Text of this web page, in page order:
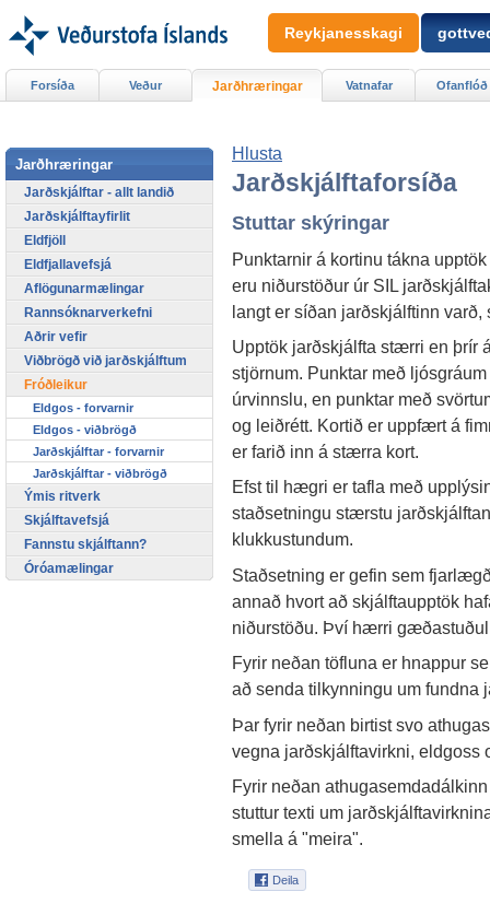
Hlusta
Jarðskjálftaforsíða
Stuttar skýringar
Punktarnir á kortinu tákna
eru niðurstöður úr SIL
langt er síðan jarðskjálftinn
Upptök jarðskjálfta stærri en þrír
stjörnum. Punktar með
úrvinnslu, en punktar með
og leiðrétt. Kortið er uppfært á
er farið inn á stærra kort.
Efst til hægri er tafla með
staðsetningu stærstu
klukkustundum.
Staðsetning er gefin sem
annað hvort að skjálftaupptök
niðurstöðu. Því hærri
Fyrir neðan töfluna er hnappur
að senda tilkynningu um fundna
Þar fyrir neðan birtist svo
vegna jarðskjálftavirkni, eldgoss
Fyrir neðan
stuttur texti um
smella á "meira".
Forsíða Veður Jarðhræringar Vatnafar Ofanflóð
Jarðhræringar
Jarðskjálftar - allt landið
Jarðskjálftayfirlit
Eldfjöll
Eldfjallavefsjá
Aflögunarmælingar
Rannsóknarverkefni
Aðrir vefir
Viðbrögð við jarðskjálftum
Fróðleikur
Eldgos - forvarnir
Eldgos - viðbrögð
Jarðskjálftar - forvarnir
Jarðskjálftar - viðbrögð
Ýmis ritverk
Skjálftavefsjá
Fannstu skjálftann?
Óróamælingar
Reykjanesskagi